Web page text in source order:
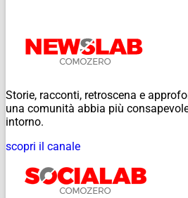
Storie, racconti, retroscena e
una comunità abbia più
intorno.
scopri il canale